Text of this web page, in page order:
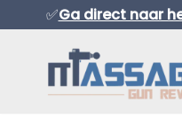
Meteen
inhoud
✅Ga direct naar